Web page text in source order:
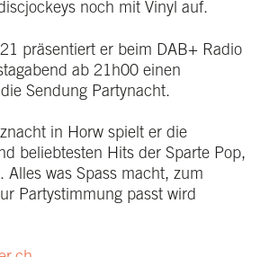
noch mit Vinyl auf.
präsentiert er beim DAB+ Radio
ab 21h00 einen
Sendung Partynacht.
in Horw spielt er die
beliebtesten Hits der Sparte Pop,
Alles was Spass macht, zum
Partystimmung passt wird